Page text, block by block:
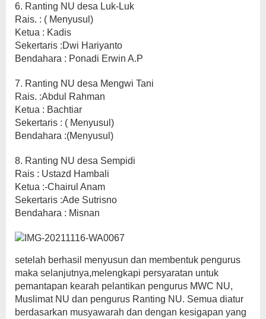
6. Ranting NU desa Luk-Luk
Rais. : ( Menyusul)
Ketua : Kadis
Sekertaris :Dwi Hariyanto
Bendahara : Ponadi Erwin A.P
7. Ranting NU desa Mengwi Tani
Rais. :Abdul Rahman
Ketua : Bachtiar
Sekertaris : ( Menyusul)
Bendahara :(Menyusul)
8. Ranting NU desa Sempidi
Rais : Ustazd Hambali
Ketua :-Chairul Anam
Sekertaris :Ade Sutrisno
Bendahara : Misnan
setelah berhasil menyusun dan membentuk pengurus
maka selanjutnya,melengkapi persyaratan untuk
pemantapan kearah pelantikan pengurus MWC NU,
Muslimat NU dan pengurus Ranting NU. Semua diatur
berdasarkan musyawarah dan dengan kesigapan yang